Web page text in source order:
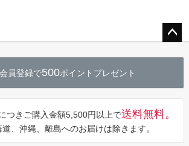
へ
員登録で500ポイントプレゼント
つきご購入金額5,500円以上で送料無料。
、沖縄、離島へのお届けは除きます。